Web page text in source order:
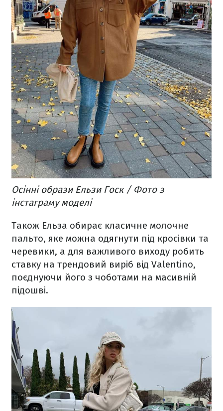
Осінні образи Ельзи Госк / Фото з
інстаграму моделі
Також Ельза обирає класичне молочне
пальто, яке можна одягнути під кросівки та
черевики, а для важливого виходу робить
ставку на трендовий виріб від Valentino,
поєднуючи його з чоботами на масивній
підошві.